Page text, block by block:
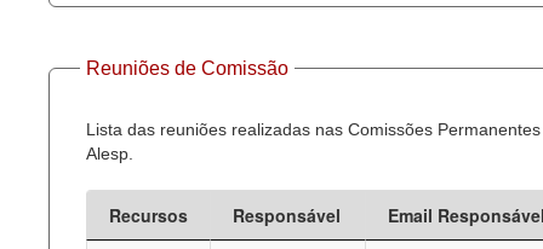
Reuniões de Comissão
Lista das reuniões realizadas nas Comissões
Alesp.
Recursos Responsável
Email